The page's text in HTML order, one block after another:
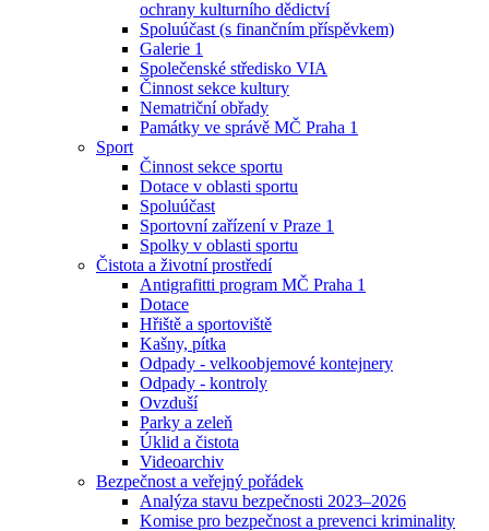
ochrany kulturního dědictví
Spoluúčast (s finančním příspěvkem)
Galerie 1
Společenské středisko VIA
Činnost sekce kultury
Nematriční obřady
Památky ve správě MČ Praha 1
Sport
Činnost sekce sportu
Dotace v oblasti sportu
Spoluúčast
Sportovní zařízení v Praze 1
Spolky v oblasti sportu
Čistota a životní prostředí
Antigrafitti program MČ Praha 1
Dotace
Hřiště a sportoviště
Kašny, pítka
Odpady - velkoobjemové kontejnery
Odpady - kontroly
Ovzduší
Parky a zeleň
Úklid a čistota
Videoarchiv
Bezpečnost a veřejný pořádek
Analýza stavu bezpečnosti 2023–2026
Komise pro bezpečnost a prevenci kriminality